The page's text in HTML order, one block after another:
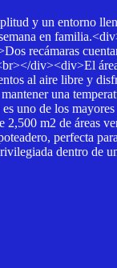
y un entorno
en
recámaras
div><div>El
al aire libre y
una
de los
m2 de áreas
perfecta
dentro de